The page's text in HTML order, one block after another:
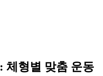
체형별 맞춤 운동